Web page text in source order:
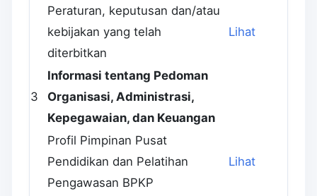
Peraturan, keputusan dan/atau
kebijakan yang telah
diterbitkan
Lihat
3
Informasi tentang Pedoman
Organisasi, Administrasi,
Kepegawaian, dan Keuangan
Profil Pimpinan Pusat
Pendidikan dan Pelatihan
Pengawasan BPKP
Lihat